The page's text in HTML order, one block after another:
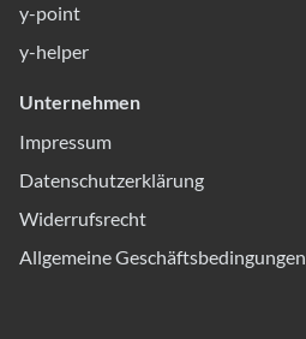
y-point
y-helper
Unternehmen
Impressum
Datenschutzerklärung
Widerrufsrecht
Allgemeine Geschäftsbedingungen